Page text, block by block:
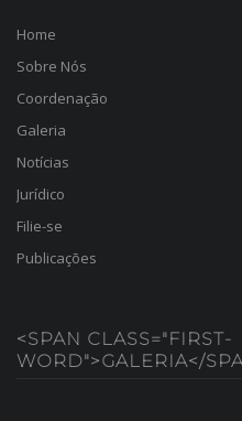
Home
Sobre Nós
Coordenação
Galeria
Notícias
Jurídico
Filie-se
Publicações
<SPAN CLASS="FIRST-
WORD">GALERIA</